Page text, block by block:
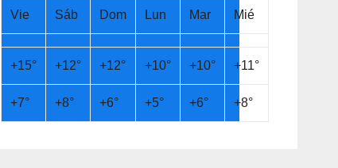
Vie Sáb Dom Lun Mar Mié
+15° +12° +12° +10° +10° +11°
+7° +8° +6° +5° +6° +8°